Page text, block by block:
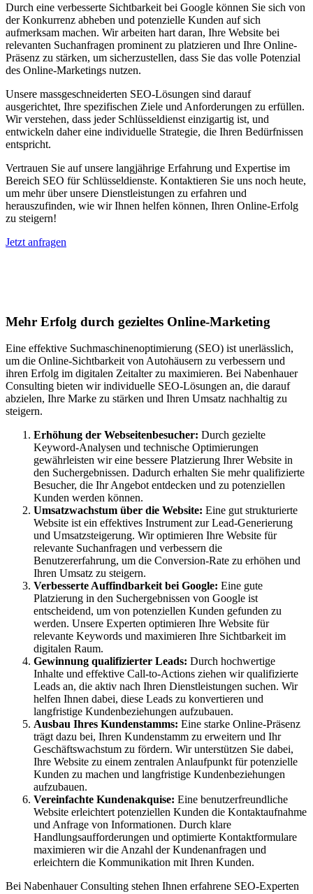
Durch eine verbesserte Sichtbarkeit bei Google können Sie sich von
der Konkurrenz abheben und potenzielle Kunden auf sich
aufmerksam machen. Wir arbeiten hart daran, Ihre Website bei
relevanten Suchanfragen prominent zu platzieren und Ihre Online-
Präsenz zu stärken, um sicherzustellen, dass Sie das volle Potenzial
des Online-Marketings nutzen.
Unsere massgeschneiderten SEO-Lösungen sind darauf
ausgerichtet, Ihre spezifischen Ziele und Anforderungen zu erfüllen.
Wir verstehen, dass jeder Schlüsseldienst einzigartig ist, und
entwickeln daher eine individuelle Strategie, die Ihren Bedürfnissen
entspricht.
Vertrauen Sie auf unsere langjährige Erfahrung und Expertise im
Bereich SEO für Schlüsseldienste. Kontaktieren Sie uns noch heute,
um mehr über unsere Dienstleistungen zu erfahren und
herauszufinden, wie wir Ihnen helfen können, Ihren Online-Erfolg
zu steigern!
Jetzt anfragen
Mehr Erfolg durch gezieltes Online-Marketing
Eine effektive Suchmaschinenoptimierung (SEO) ist unerlässlich,
um die Online-Sichtbarkeit von Autohäusern zu verbessern und
ihren Erfolg im digitalen Zeitalter zu maximieren. Bei Nabenhauer
Consulting bieten wir individuelle SEO-Lösungen an, die darauf
abzielen, Ihre Marke zu stärken und Ihren Umsatz nachhaltig zu
steigern.
Erhöhung der Webseitenbesucher: Durch gezielte
Keyword-Analysen und technische Optimierungen
gewährleisten wir eine bessere Platzierung Ihrer Website in
den Suchergebnissen. Dadurch erhalten Sie mehr qualifizierte
Besucher, die Ihr Angebot entdecken und zu potenziellen
Kunden werden können.
Umsatzwachstum über die Website: Eine gut strukturierte
Website ist ein effektives Instrument zur Lead-Generierung
und Umsatzsteigerung. Wir optimieren Ihre Website für
relevante Suchanfragen und verbessern die
Benutzererfahrung, um die Conversion-Rate zu erhöhen und
Ihren Umsatz zu steigern.
Verbesserte Auffindbarkeit bei Google: Eine gute
Platzierung in den Suchergebnissen von Google ist
entscheidend, um von potenziellen Kunden gefunden zu
werden. Unsere Experten optimieren Ihre Website für
relevante Keywords und maximieren Ihre Sichtbarkeit im
digitalen Raum.
Gewinnung qualifizierter Leads: Durch hochwertige
Inhalte und effektive Call-to-Actions ziehen wir qualifizierte
Leads an, die aktiv nach Ihren Dienstleistungen suchen. Wir
helfen Ihnen dabei, diese Leads zu konvertieren und
langfristige Kundenbeziehungen aufzubauen.
Ausbau Ihres Kundenstamms: Eine starke Online-Präsenz
trägt dazu bei, Ihren Kundenstamm zu erweitern und Ihr
Geschäftswachstum zu fördern. Wir unterstützen Sie dabei,
Ihre Website zu einem zentralen Anlaufpunkt für potenzielle
Kunden zu machen und langfristige Kundenbeziehungen
aufzubauen.
Vereinfachte Kundenakquise: Eine benutzerfreundliche
Website erleichtert potenziellen Kunden die Kontaktaufnahme
und Anfrage von Informationen. Durch klare
Handlungsaufforderungen und optimierte Kontaktformulare
maximieren wir die Anzahl der Kundenanfragen und
erleichtern die Kommunikation mit Ihren Kunden.
Bei Nabenhauer Consulting stehen Ihnen erfahrene SEO-Experten